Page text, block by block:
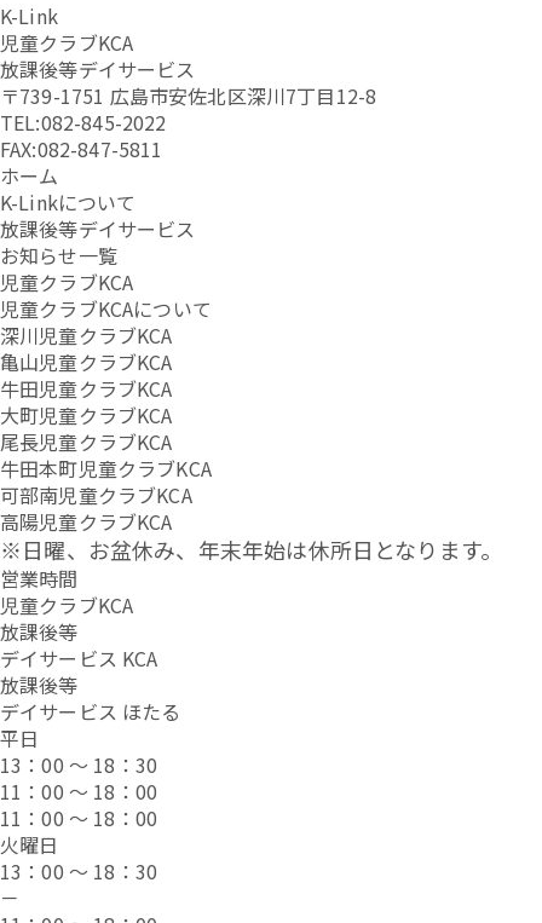
K-Link
児童クラブKCA
放課後等デイサービス
〒739-1751 広島市安佐北区深川7丁目12-8
TEL:082-845-2022
FAX:082-847-5811
ホーム
K-Linkについて
放課後等デイサービス
お知らせ一覧
児童クラブKCA
児童クラブKCAについて
深川児童クラブKCA
亀山児童クラブKCA
牛田児童クラブKCA
大町児童クラブKCA
尾長児童クラブKCA
牛田本町児童クラブKCA
可部南児童クラブKCA
高陽児童クラブKCA
※日曜、お盆休み、年末年始は休所日となります。
営業時間
児童クラブKCA
放課後等
デイサービス KCA
放課後等
デイサービス ほたる
平日
13：00 ～ 18：30
11：00 ～ 18：00
11：00 ～ 18：00
火曜日
13：00 ～ 18：30
－